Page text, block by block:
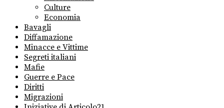
Culture
Economia
Bavagli
Diffamazione
Minacce e Vittime
Segreti italiani
Mafie
Guerre e Pace
Diritti
Migrazioni